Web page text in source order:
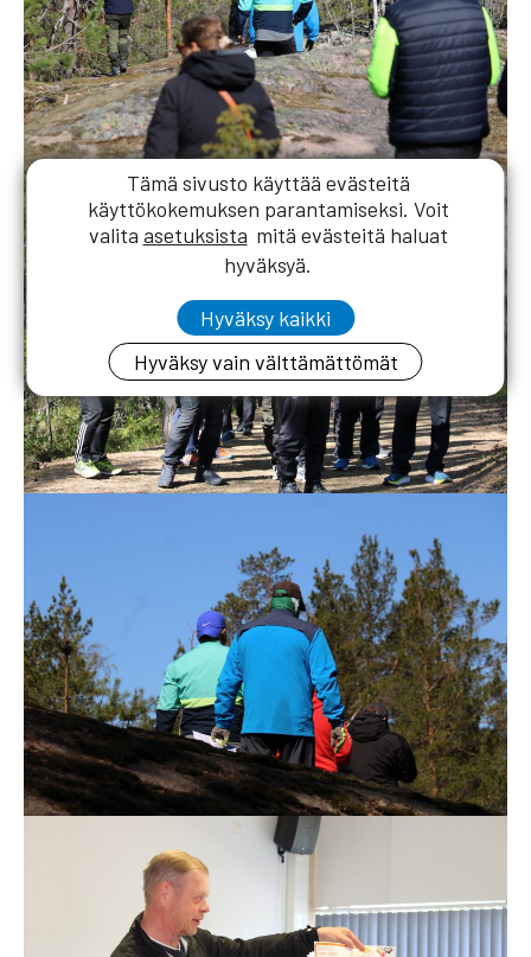
Tämä sivusto käyttää evästeitä
käyttökokemuksen parantamiseksi. Voit
valita asetuksista mitä evästeitä haluat
hyväksyä.
Hyväksy kaikki
Hyväksy vain välttämättömät